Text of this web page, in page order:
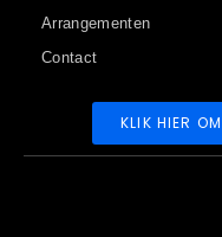
Arrangementen
Contact
KLIK HIER